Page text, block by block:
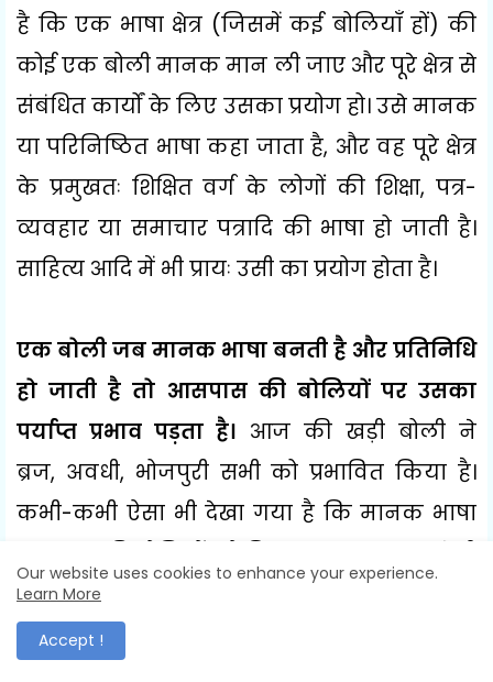
है कि एक भाषा क्षेत्र (जिसमें कई बोलियाँ हों) की
कोई एक बोली मानक मान ली जाए और पूरे क्षेत्र से
संबंधित कार्यों के लिए उसका प्रयोग हो। उसे मानक
या परिनिष्ठित भाषा कहा जाता है, और वह पूरे क्षेत्र
के प्रमुखतः शिक्षित वर्ग के लोगों की शिक्षा, पत्र-
व्यवहार या समाचार पत्रादि की भाषा हो जाती है।
साहित्य आदि में भी प्रायः उसी का प्रयोग होता है।
एक बोली जब मानक भाषा बनती है और प्रतिनिधि
हो जाती है तो आसपास की बोलियों पर उसका
पर्याप्त प्रभाव पड़ता है। आज की खड़ी बोली ने
ब्रज, अवधी, भोजपुरी सभी को प्रभावित किया है।
कभी-कभी ऐसा भी देखा गया है कि मानक भाषा
है। रोम की लैटिन जब इटली की मानक भाषा बनी
तो आसपास की बोलियाँ शीघ्र ही समाप्त हो गई
Our website uses cookies to enhance your experience.
Learn More
Accept !